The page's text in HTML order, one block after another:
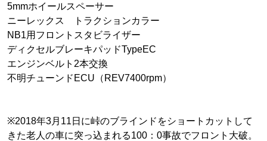
5mmホイールスペーサー
ニーレックス トラクションカラー
NB1用フロントスタビライザー
ディクセルブレーキパッドTypeEC
エンジンベルト2本交換
不明チューンドECU（REV7400rpm）
※2018年3月11日に峠のブラインドをショートカットして
きた老人の車に突っ込まれる100：0事故でフロント大破。